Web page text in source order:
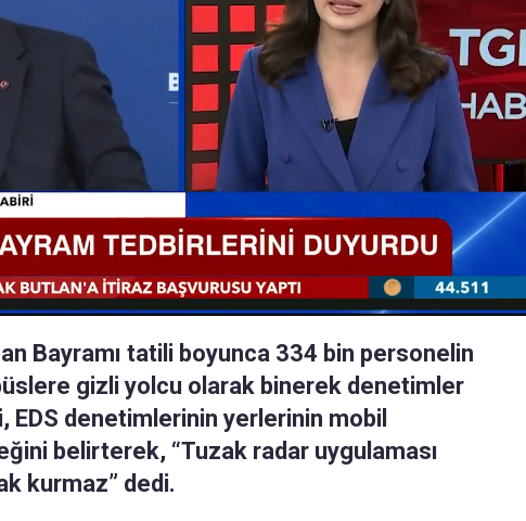
Bayramı tatili boyunca 334 bin personelin
gizli yolcu olarak binerek denetimler
EDS denetimlerinin yerlerinin mobil
belirterek, “Tuzak radar uygulaması
kurmaz” dedi.